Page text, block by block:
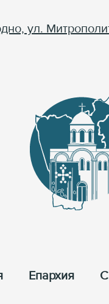
ул.
Епархия